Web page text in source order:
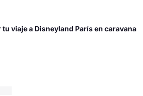
viaje a Disneyland París en caravana